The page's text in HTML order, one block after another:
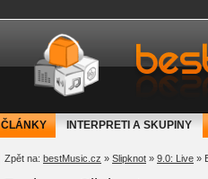
bestMusic.cz -
ČLÁNKY INTERPRETI A SKUPINY
Zpět na: bestMusic.cz » Slipknot » 9.0: Live »